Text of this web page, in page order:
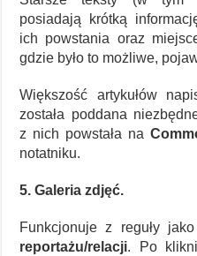
posiadają krótką
ich powstania oraz
gdzie było to możliwe,
Większość artykułów
została poddana
z nich powstała na
notatniku.
5. Galeria zdjęć.
Funkcjonuje z reguły
reportażu/relacji. Po